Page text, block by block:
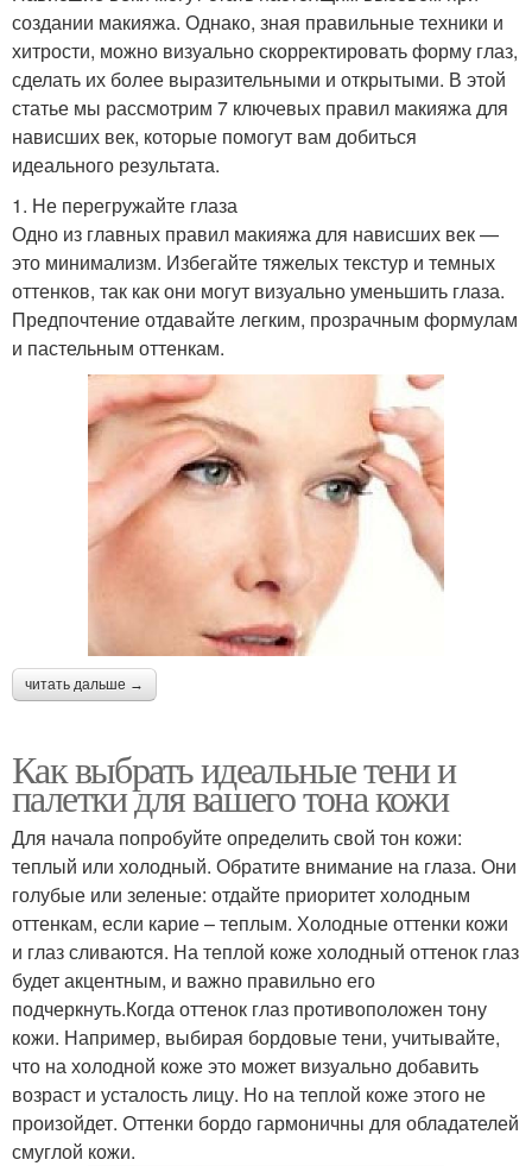
создании макияжа. Однако, зная правильные техники и
хитрости, можно визуально скорректировать форму глаз,
сделать их более выразительными и открытыми. В этой
статье мы рассмотрим 7 ключевых правил макияжа для
нависших век, которые помогут вам добиться
идеального результата.
1. Не перегружайте глаза
Одно из главных правил макияжа для нависших век —
это минимализм. Избегайте тяжелых текстур и темных
оттенков, так как они могут визуально уменьшить глаза.
Предпочтение отдавайте легким, прозрачным формулам
и пастельным оттенкам.
читать дальше →
Как выбрать идеальные тени и
палетки для вашего тона кожи
Для начала попробуйте определить свой тон кожи:
теплый или холодный. Обратите внимание на глаза. Они
голубые или зеленые: отдайте приоритет холодным
оттенкам, если карие – теплым. Холодные оттенки кожи
и глаз сливаются. На теплой коже холодный оттенок глаз
будет акцентным, и важно правильно его
подчеркнуть.Когда оттенок глаз противоположен тону
кожи. Например, выбирая бордовые тени, учитывайте,
что на холодной коже это может визуально добавить
возраст и усталость лицу. Но на теплой коже этого не
произойдет. Оттенки бордо гармоничны для обладателей
смуглой кожи.